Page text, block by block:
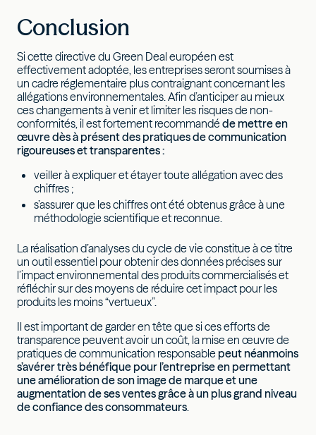
Conclusion
Si cette directive du Green Deal européen est
effectivement adoptée, les entreprises seront soumises à
un cadre réglementaire plus contraignant concernant les
allégations environnementales. Afin d’anticiper au mieux
ces changements à venir et limiter les risques de non-
conformités, il est fortement recommandé de mettre en
œuvre dès à présent des pratiques de communication
rigoureuses et transparentes :
veiller à expliquer et étayer toute allégation avec des
chiffres ;
s’assurer que les chiffres ont été obtenus grâce à une
méthodologie scientifique et reconnue.
La réalisation d’analyses du cycle de vie constitue à ce titre
un outil essentiel pour obtenir des données précises sur
l’impact environnemental des produits commercialisés et
réfléchir sur des moyens de réduire cet impact pour les
produits les moins “vertueux”.
Il est important de garder en tête que si ces efforts de
transparence peuvent avoir un coût, la mise en œuvre de
pratiques de communication responsable peut néanmoins
s’avérer très bénéfique pour l’entreprise en permettant
une amélioration de son image de marque et une
augmentation de ses ventes grâce à un plus grand niveau
de confiance des consommateurs